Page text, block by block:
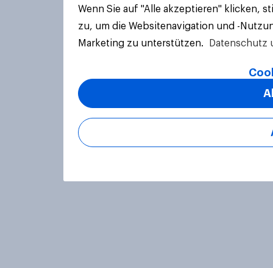
Wenn Sie auf "Alle akzeptieren" klicken,
zu, um die Websitenavigation und -
Marketing zu unterstützen.
Datenschutz